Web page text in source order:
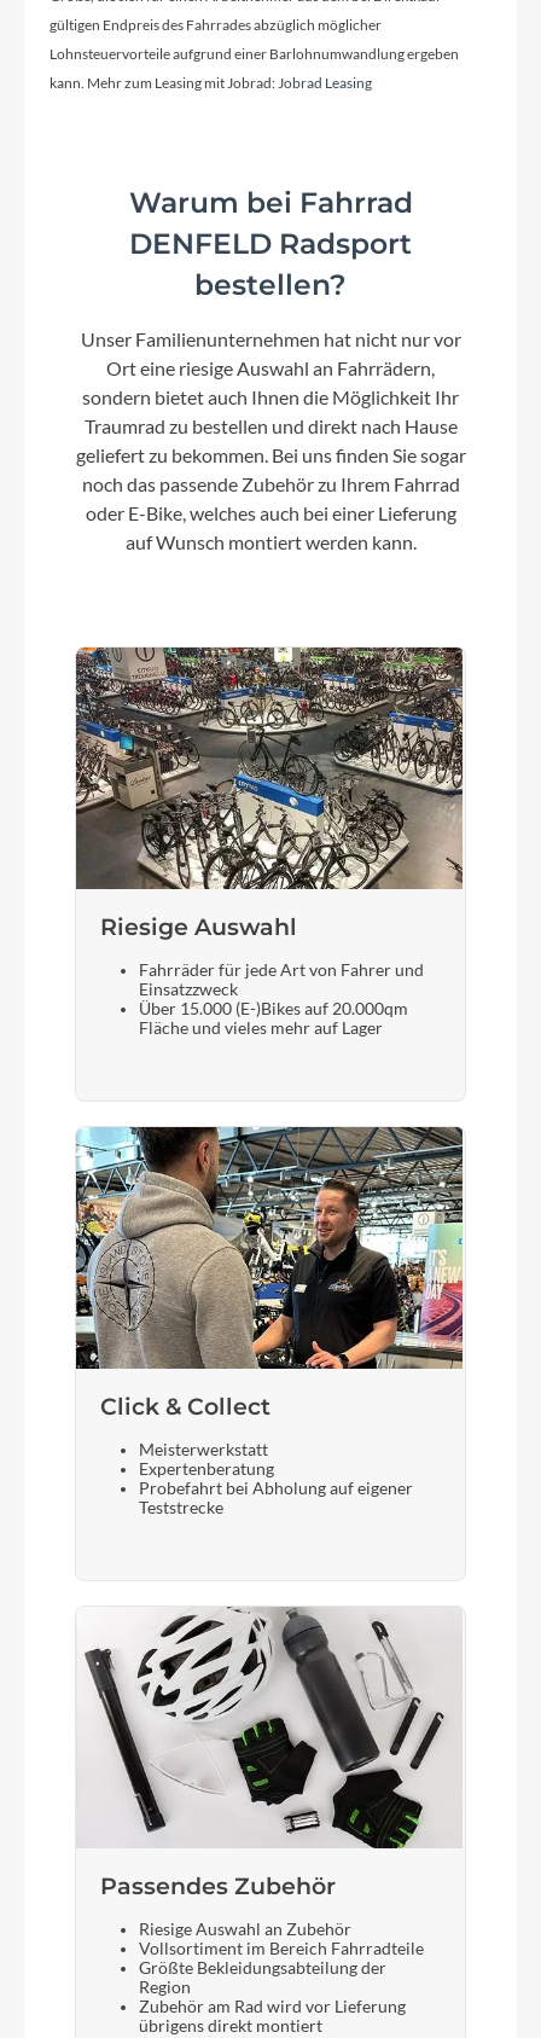
gültigen Endpreis des Fahrrades abzüglich möglicher
Lohnsteuervorteile aufgrund einer Barlohnumwandlung ergeben
kann. Mehr zum Leasing mit Jobrad:Jobrad Leasing
Warum bei Fahrrad
DENFELD Radsport
bestellen?
Unser Familienunternehmen hat nicht nur vor
Ort eine riesige Auswahl an Fahrrädern,
sondern bietet auch Ihnen die Möglichkeit Ihr
Traumrad zu bestellen und direkt nach Hause
geliefert zu bekommen. Bei uns finden Sie sogar
noch das passende Zubehör zu Ihrem Fahrrad
oder E-Bike, welches auch bei einer Lieferung
auf Wunsch montiert werden kann.
Riesige Auswahl
Fahrräder für jede Art von Fahrer und
Einsatzzweck
Über 15.000 (E-)Bikes auf 20.000qm
Fläche und vieles mehr auf Lager
Click & Collect
Meisterwerkstatt
Expertenberatung
Probefahrt bei Abholung auf eigener
Teststrecke
Passendes Zubehör
Riesige Auswahl an Zubehör
Vollsortiment im Bereich Fahrradteile
Größte Bekleidungsabteilung der
Region
Zubehör am Rad wird vor Lieferung
übrigens direkt montiert